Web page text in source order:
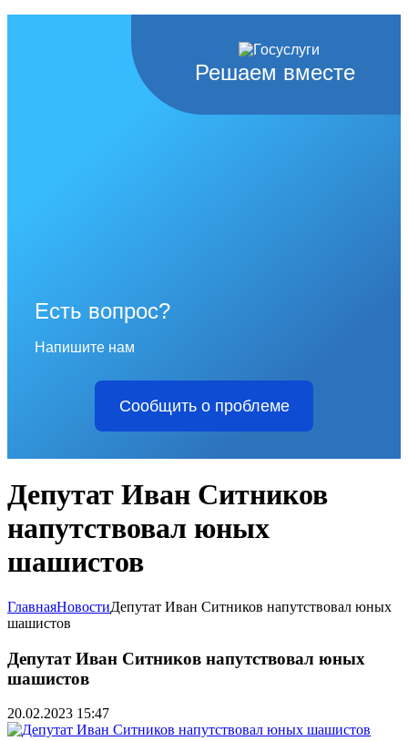
Решаем вместе
Есть вопрос?
Напишите нам
Сообщить о проблеме
Депутат Иван Ситников
напутствовал юных
шашистов
ГлавнаяНовостиДепутат Иван Ситников напутствовал юных
шашистов
Депутат Иван Ситников напутствовал юных
шашистов
20.02.2023 15:47